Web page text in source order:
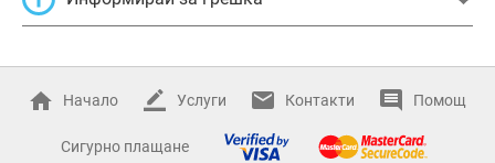
Начало Услуги Контакти Помощ
Сигурно плащане